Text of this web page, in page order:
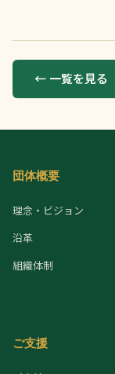
← 一覧を見る
団体概要
理念・ビジョン
沿革
組織体制
ご支援